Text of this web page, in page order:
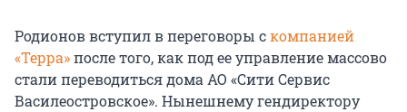
Родионов вступил в переговоры скомпанией
«Терра»после того, как под ее управление массово
стали переводиться дома АО «Сити Сервис
Василеостровское». Нынешнему гендиректору